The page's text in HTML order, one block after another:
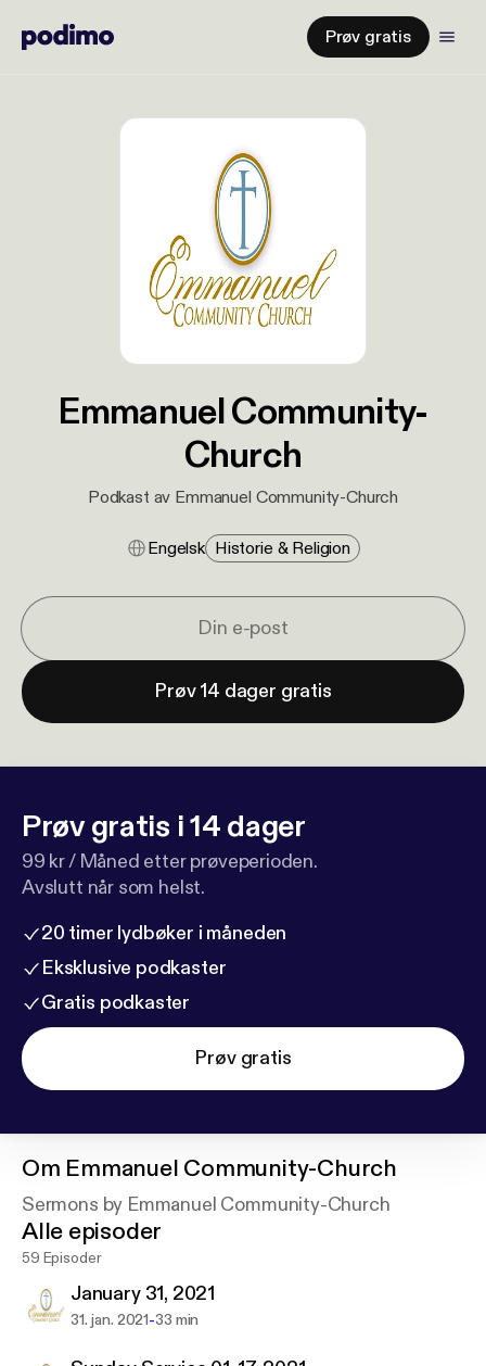
Prøv gratis
Emmanuel Community-
Church
Podkast av Emmanuel Community-Church
Engelsk Historie & Religion
Prøv 14 dager gratis
Prøv gratis i 14 dager
99 kr / Måned etter prøveperioden.
Avslutt når som helst.
20 timer lydbøker i måneden
Eksklusive podkaster
Gratis podkaster
Prøv gratis
Om Emmanuel Community-Church
Sermons by Emmanuel Community-Church
Alle episoder
59 Episoder
January 31, 2021
31. jan. 2021-33 min